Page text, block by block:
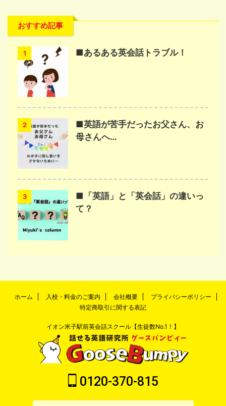
おすすめ記事
1 ■あるある英会話トラブル！
2
■英語が苦手だったお父さん、お
母さんへ…
3
■「英語」と「英会話」の違いっ
て？
ホーム 入校・料金のご案内 会社概要
プライバシーポリシー
特定商取引に関する表記
イオン米子駅前英会話スクール【生徒数No.1！】
0120-370-815